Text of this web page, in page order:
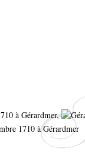
à Gérardmer,
1710 à Gérardmer